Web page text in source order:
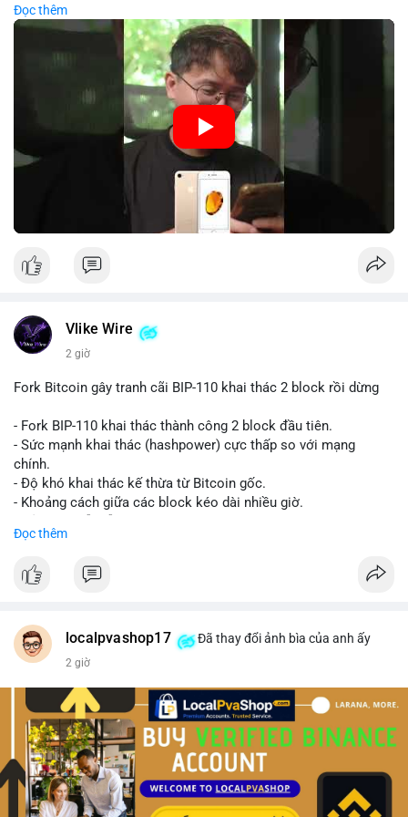
#89btc #mempoolbitcoin #dongtiencavoi
#aplucban
#phantichonchain
nên kết hợp với biện pháp dự phòng như sao lưu khóa và chọn
nhà sản xuất uy tín.
🎥 Xem video trực tiếp tại:
Nguồn: 5 Phút Crypto
Đọc thêm
Vlike Wire
2 giờ
Fork Bitcoin gây tranh cãi BIP-110 khai thác 2 block rồi dừng
- Fork BIP-110 khai thác thành công 2 block đầu tiên.
- Sức mạnh khai thác (hashpower) cực thấp so với mạng
chính.
- Độ khó khai thác kế thừa từ Bitcoin gốc.
- Khoảng cách giữa các block kéo dài nhiều giờ.
#vlikevn #titanbot
Đọc thêm
localpvashop17 Đã thay đổi ảnh bìa của anh ấy
2 giờ